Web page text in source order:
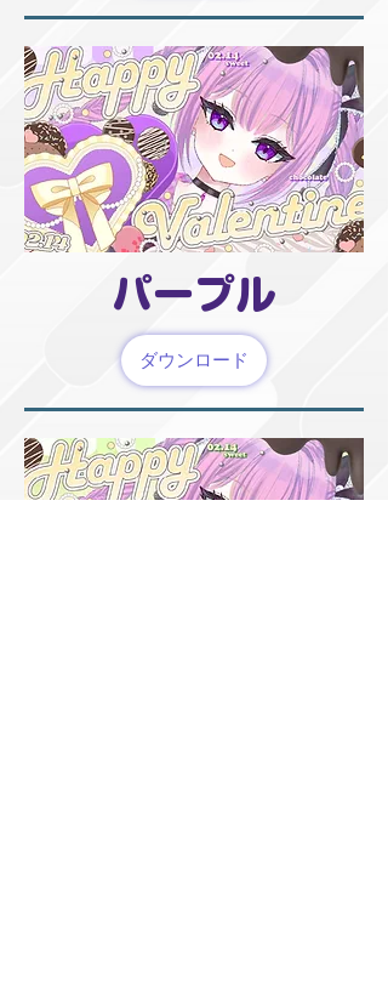
パープル
ダウンロード